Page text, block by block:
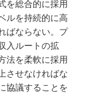
を総合的に採用
ルを持続的に高
ばならない。プ
入ルートの拡
法を柔軟に採用
させなければな
協議することを